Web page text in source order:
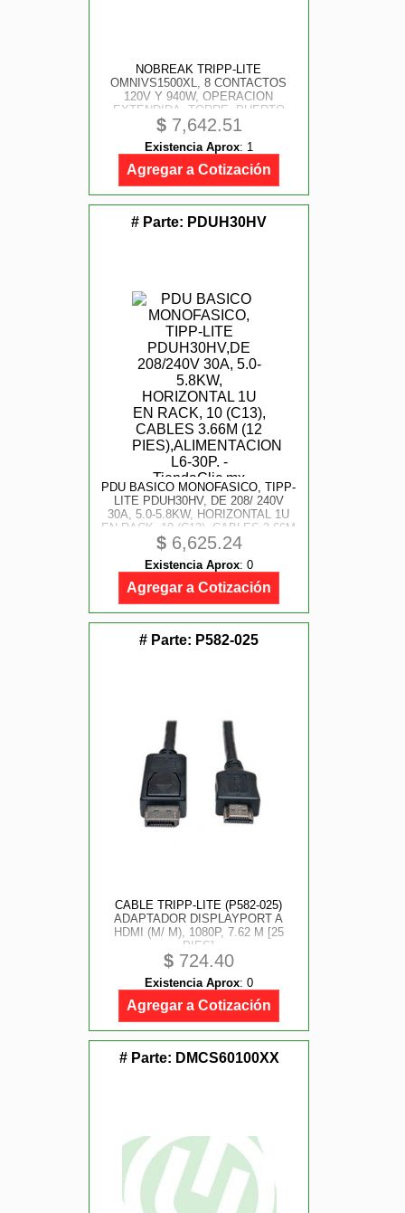
NOBREAK TRIPP-LITE
OMNIVS1500XL, 8 CONTACTOS
120V Y 940W, OPERACION
EXTENDIDA, TORRE, PUERTO
USB.GARANTIA LIMITADA DE 3
AÑOS.
$7,642.51
Existencia Aprox: 1
Agregar a Cotización
# Parte: PDUH30HV
PDU BASICO MONOFASICO, TIPP-
LITE PDUH30HV, DE 208/ 240V
30A, 5.0-5.8KW, HORIZONTAL 1U
EN RACK, 10 (C13), CABLES 3.66M
(12 PIES), ALIMENTACION L6-30P.
$6,625.24
Existencia Aprox: 0
Agregar a Cotización
# Parte: P582-025
CABLE TRIPP-LITE (P582-025)
ADAPTADOR DISPLAYPORT A
HDMI (M/ M), 1080P, 7.62 M [25
PIES]
$ 724.40
Existencia Aprox: 0
Agregar a Cotización
# Parte: DMCS60100XX